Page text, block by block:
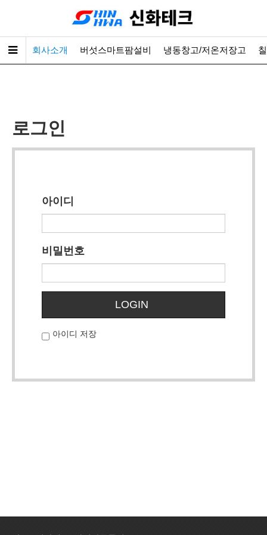
회사소개 버섯스마트팜설비 냉동창고/저온저장고
로그인
아이디
비밀번호
LOGIN
아이디 저장